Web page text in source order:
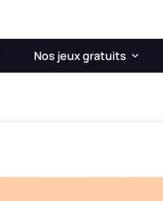
Nos jeux gratuits